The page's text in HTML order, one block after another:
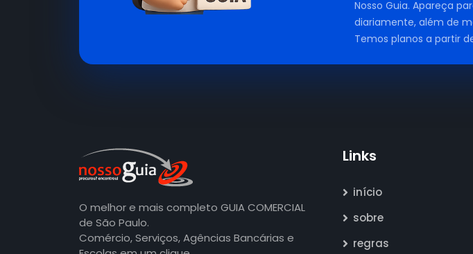
Nosso Guia. Apareça
diariamente, além de
Temos planos a partir
O melhor e mais completo GUIA COMERCIAL
de São Paulo.
Comércio, Serviços, Agências Bancárias e
Links
início
sobre
regras